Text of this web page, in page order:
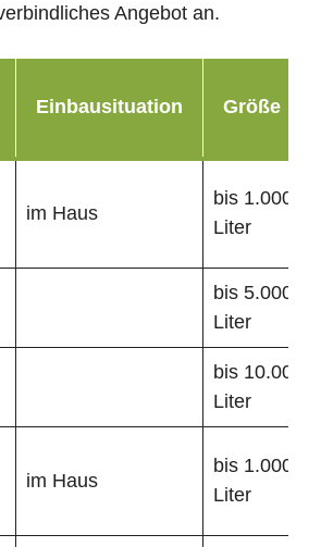
Angebot an.
Einbausituation Größe
im Haus
bis 1.000
Liter
bis 5.000
Liter
bis 10.000
Liter
im Haus
bis 1.000
Liter